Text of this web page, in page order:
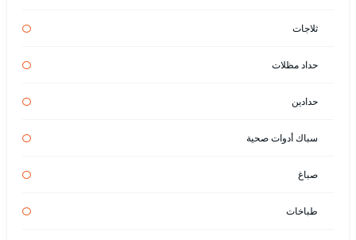
ثلاجات
حداد مظلات
حدادين
سباك أدوات صحية
صباغ
طباخات